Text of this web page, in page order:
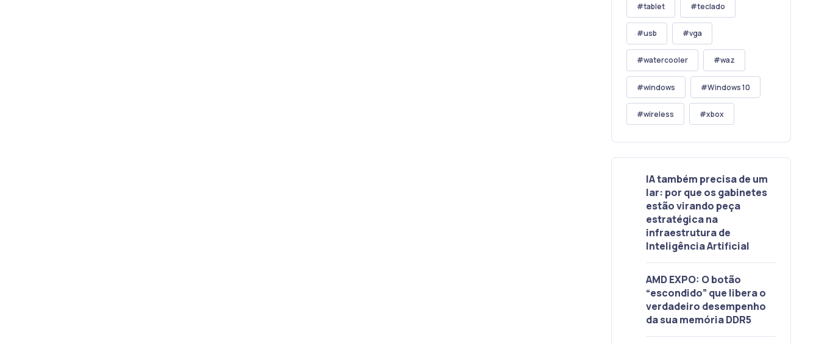
tablet teclado
usb vga
watercooler waz
windows Windows 10
wireless xbox
IA também precisa de um
lar: por que os gabinetes
estão virando peça
estratégica na
infraestrutura de
Inteligência Artificial
AMD EXPO: O botão
“escondido” que libera o
verdadeiro desempenho
da sua memória DDR5